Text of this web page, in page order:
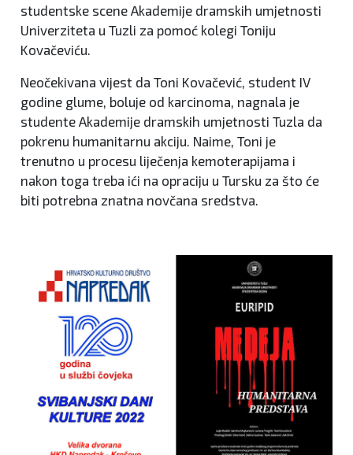
studentske scene Akademije dramskih umjetnosti
Univerziteta u Tuzli za pomoć kolegi Toniju
Kovačeviću.
Neočekivana vijest da Toni Kovačević, student IV
godine glume, boluje od karcinoma, nagnala je
studente Akademije dramskih umjetnosti Tuzla da
pokrenu humanitarnu akciju. Naime, Toni je
trenutno u procesu liječenja kemoterapijama i
nakon toga treba ići na opraciju u Tursku za što će
biti potrebna znatna novčana sredstva.